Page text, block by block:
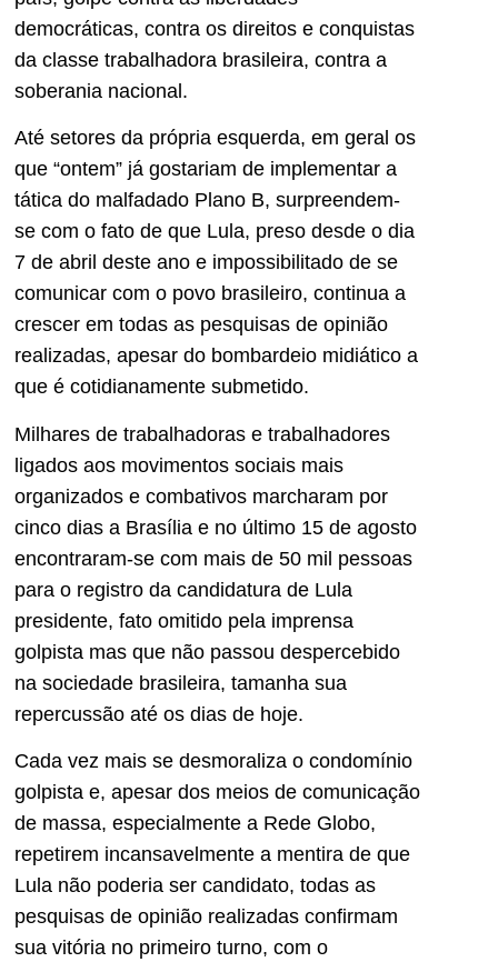
democráticas, contra os direitos e conquistas
da classe trabalhadora brasileira, contra a
soberania nacional.
Até setores da própria esquerda, em geral os
que “ontem” já gostariam de implementar a
tática do malfadado Plano B, surpreendem-
se com o fato de que Lula, preso desde o dia
7 de abril deste ano e impossibilitado de se
comunicar com o povo brasileiro, continua a
crescer em todas as pesquisas de opinião
realizadas, apesar do bombardeio midiático a
que é cotidianamente submetido.
Milhares de trabalhadoras e trabalhadores
ligados aos movimentos sociais mais
organizados e combativos marcharam por
cinco dias a Brasília e no último 15 de agosto
encontraram-se com mais de 50 mil pessoas
para o registro da candidatura de Lula
presidente, fato omitido pela imprensa
golpista mas que não passou despercebido
na sociedade brasileira, tamanha sua
repercussão até os dias de hoje.
Cada vez mais se desmoraliza o condomínio
golpista e, apesar dos meios de comunicação
de massa, especialmente a Rede Globo,
repetirem incansavelmente a mentira de que
Lula não poderia ser candidato, todas as
pesquisas de opinião realizadas confirmam
sua vitória no primeiro turno, com o